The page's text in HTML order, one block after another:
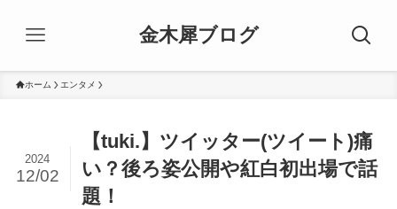
金木犀ブログ
ホーム エンタメ
【tuki.】ツイッター(ツイート)痛
い？後ろ姿公開や紅白初出場で話
題！
2024
12/02